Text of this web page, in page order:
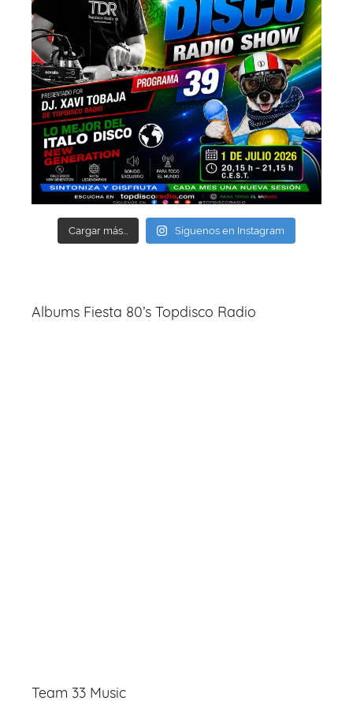
Cargar más... Síguenos en Instagram
Albums Fiesta 80’s Topdisco Radio
Team 33 Music